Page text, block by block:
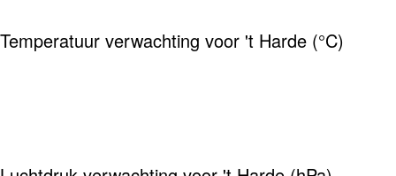
Temperatuur verwachting voor 't Harde (°C)